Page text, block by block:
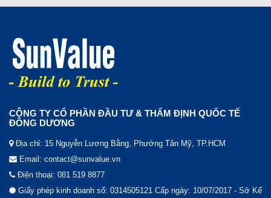
CÔNG TY CỔ PHẦN ĐẦU TƯ & THẨM ĐỊNH QUỐC TẾ
ĐÔNG DƯƠNG
Địa chỉ: 15 Nguyễn Lương Bằng, Phường Tân Mỹ, TP.HCM
Email: contact@sunvalue.vn
Điện thoại: 081 519 8877
Giấy phép kinh doanh số: 0314505121 Cấp ngày: 10/07/2017 - Sở Kế